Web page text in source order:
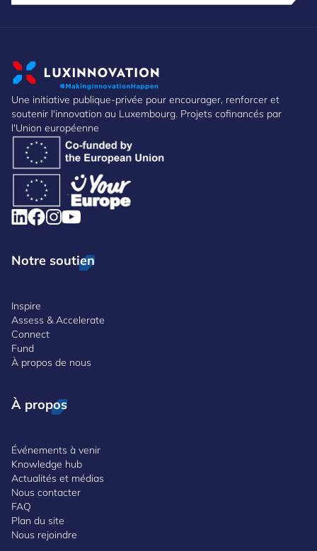
Une initiative publique-privée pour encourager, renforcer et
soutenir l'innovation au Luxembourg. Projets cofinancés par
l'Union européenne
Notre soutien
Inspire
Assess & Accelerate
Connect
Fund
À propos de nous
À propos
Événements à venir
Knowledge hub
Actualités et médias
Nous contacter
FAQ
Plan du site
Nous rejoindre